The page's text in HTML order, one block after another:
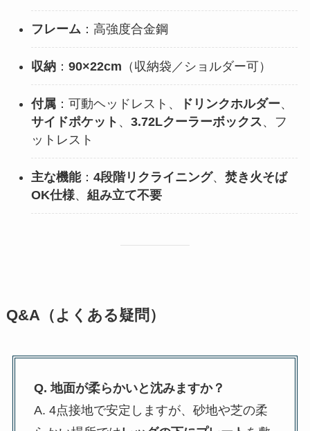
フレーム ：高強度合金鋼
収納： 90×22cm （収納袋／ショルダー可）
付属：可動ヘッドレスト、 ドリンクホルダー、
サイドポケット 、 3.72Lクーラーボックス、フ
ットレスト
主な機能： 4段階リクライニング、 焚き火そば
OK仕様、 組み立て不要
Q&A（よくある疑問）
Q. 地面が柔らかいと沈みますか？
A. 4点接地で安定しますが、砂地や芝の柔